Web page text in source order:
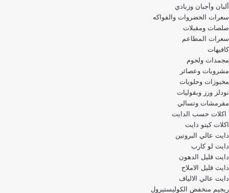
ألبان وأجبان وزبادي
سعرات الخضروات والفواكه
صلصات ومقبلات
سعرات المطاعم
كافيهات
مجمدات ولحوم
مشروبات وعصائر
مخبوزات وحلويات
نودلز ورز وبقوليات
مقرمشات وتسالي
اكلات حسب الدايت
اكلات كيتو دايت
دايت عالي البروتين
دايت لو كارب
دايت قليل الدهون
دايت قليل الاملاح
دايت عالي الالياف
ريجيم منخفض الكوليستيرول